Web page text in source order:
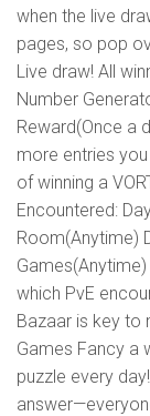
when the live
pages, so pop
Live draw! All
Number
Reward(Once a
more entries
of winning a
Encountered:
Room(Anytime)
which PvE
Bazaar is key to
Games Fancy a
puzzle every